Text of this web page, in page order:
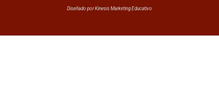
Diseñado por Kinesis Marketing Educativo